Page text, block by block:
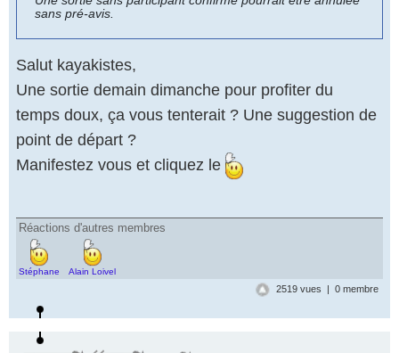
sans pré-avis.
Salut kayakistes,
Une sortie demain dimanche pour profiter du
temps doux, ça vous tenterait ? Une suggestion de
point de départ ?
Manifestez vous et cliquez le
Réactions d'autres membres
Stéphane Alain Loivel
2519 vues | 0 membre